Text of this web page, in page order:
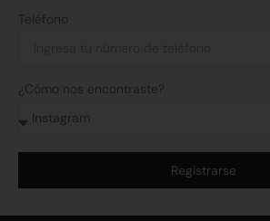
Teléfono
¿Cómo nos encontraste?
Registrarse